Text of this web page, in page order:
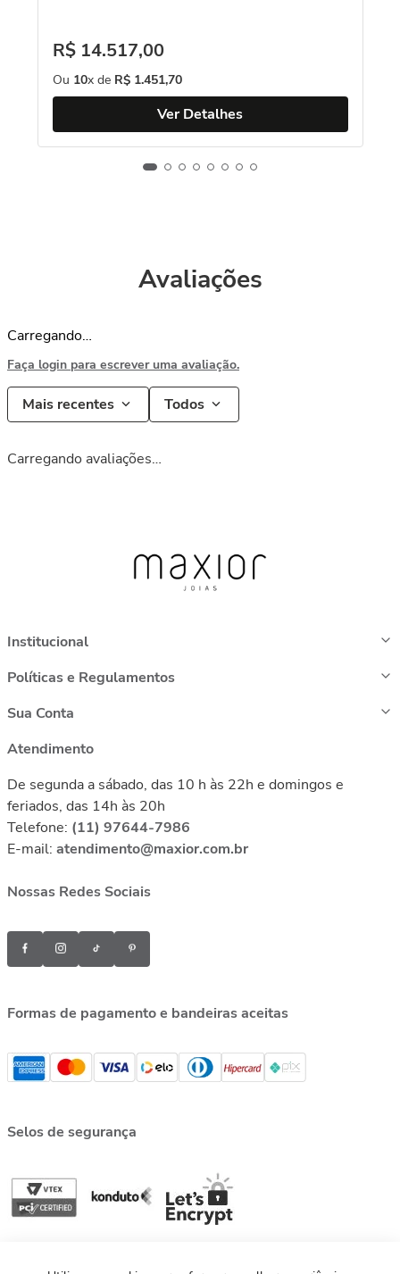
R$ 14.517,00
Ou 10x de R$ 1.451,70
Ver Detalhes
Avaliações
Carregando…
Faça login para escrever uma avaliação.
Mais recentes Todos
Carregando avaliações…
Institucional
Políticas e Regulamentos
Sua Conta
Atendimento
De segunda a sábado, das 10 h às 22h e domingos e
feriados, das 14h às 20h
Telefone: (11) 97644-7986
E-mail: atendimento@maxior.com.br
Nossas Redes Sociais
Formas de pagamento e bandeiras aceitas
Selos de segurança